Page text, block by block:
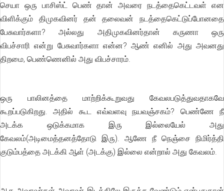
செயா ஒரு பாசிஸ்ட் பெண் தான் அவரை நடத்தைகெட்டவள் என
விளிக்கும் திமுகவினர் தன் தலைவன் நடத்தைகெட்டுப்போனதை
பேசுவார்களா? அல்லது அதிமுகவினர்தான் கருணா ஒரு
விபச்சாரி என்று பேசுவார்களா என்ன? ஆண் எனில் அது அவனது
திறமை, பெண்ணெனில் அது விபச்சாரம்.
ஒரு பாலினத்தை மாற்றிக்கூறுவது கேவலபடுத்துவதாகவே
கூறப்படுகிறது. அதில் கூட எவ்வளவு நயவஞ்சகம்? பெண்ணே நீ
அடக்க ஒடுக்கமாக இரு இல்லையேல் அது
கேவலம்(அடிமைத்தனத்தோடு இரு). ஆணே நீ நெஞ்சை நிமிர்த்தி
குடும்பத்தை அடக்கி ஆள் (அடக்கு) இல்லை என்றால் அது கேவலம்.